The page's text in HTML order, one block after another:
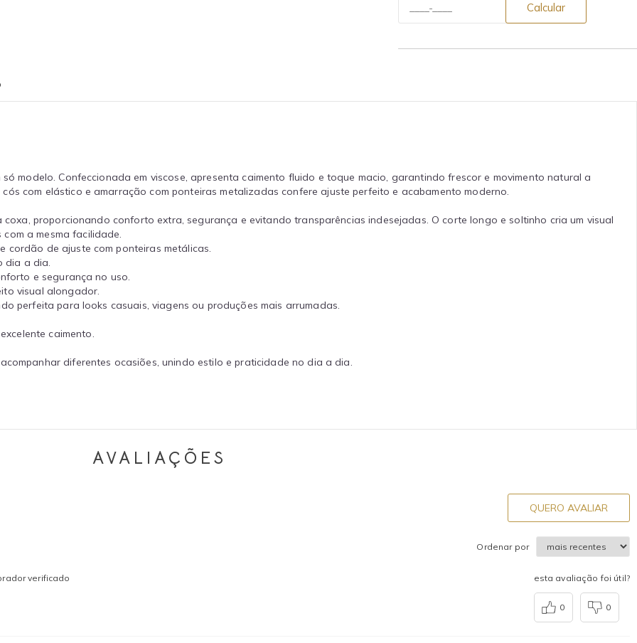
Calcular
modelo. Confeccionada em viscose, apresenta caimento fluido e toque macio, garantindo frescor e movimento natural a
com elástico e amarração com ponteiras metalizadas confere ajuste perfeito e acabamento moderno.
proporcionando conforto extra, segurança e evitando transparências indesejadas. O corte longo e soltinho cria um visual
a mesma facilidade.
cordão de ajuste com ponteiras metálicas.
dia a dia.
e segurança no uso.
visual alongador.
perfeita para looks casuais, viagens ou produções mais arrumadas.
caimento.
diferentes ocasiões, unindo estilo e praticidade no dia a dia.
AVALIAÇÕES
QUERO AVALIAR
Ordenar por
verificado esta avaliação foi útil?
0 0